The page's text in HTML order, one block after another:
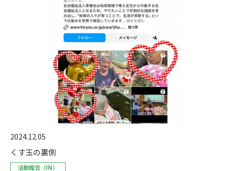
2024.12.05
くす玉の裏側
活動報告（IN）